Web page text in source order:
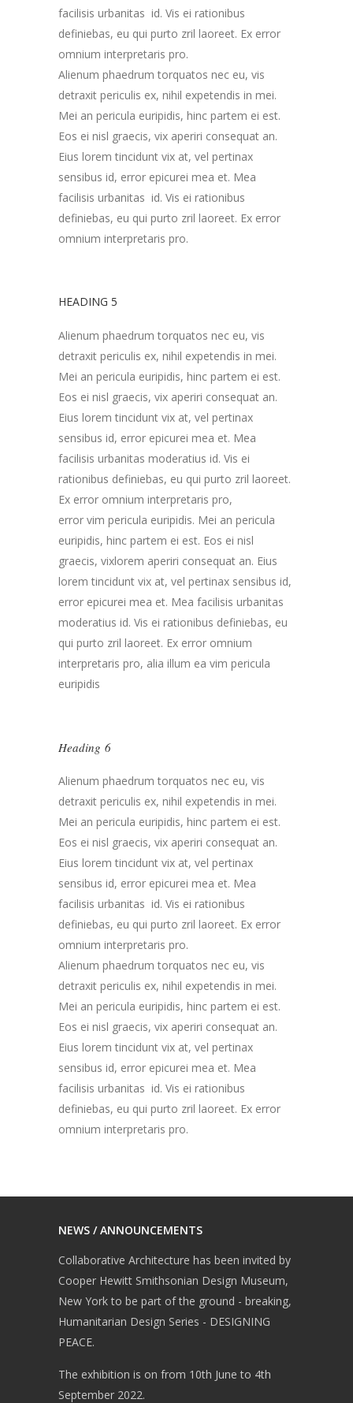
facilisis urbanitas id. Vis ei rationibus
definiebas, eu qui purto zril laoreet. Ex error
omnium interpretaris pro.
Alienum phaedrum torquatos nec eu, vis
detraxit periculis ex, nihil expetendis in mei.
Mei an pericula euripidis, hinc partem ei est.
Eos ei nisl graecis, vix aperiri consequat an.
Eius lorem tincidunt vix at, vel pertinax
sensibus id, error epicurei mea et. Mea
facilisis urbanitas id. Vis ei rationibus
definiebas, eu qui purto zril laoreet. Ex error
omnium interpretaris pro.
HEADING 5
Alienum phaedrum torquatos nec eu, vis
detraxit periculis ex, nihil expetendis in mei.
Mei an pericula euripidis, hinc partem ei est.
Eos ei nisl graecis, vix aperiri consequat an.
Eius lorem tincidunt vix at, vel pertinax
sensibus id, error epicurei mea et. Mea
facilisis urbanitas moderatius id. Vis ei
rationibus definiebas, eu qui purto zril laoreet.
Ex error omnium interpretaris pro,
error vim pericula euripidis. Mei an pericula
euripidis, hinc partem ei est. Eos ei nisl
graecis, vixlorem aperiri consequat an. Eius
lorem tincidunt vix at, vel pertinax sensibus id,
error epicurei mea et. Mea facilisis urbanitas
moderatius id. Vis ei rationibus definiebas, eu
qui purto zril laoreet. Ex error omnium
interpretaris pro, alia illum ea vim pericula
euripidis
Heading 6
Alienum phaedrum torquatos nec eu, vis
detraxit periculis ex, nihil expetendis in mei.
Mei an pericula euripidis, hinc partem ei est.
Eos ei nisl graecis, vix aperiri consequat an.
Eius lorem tincidunt vix at, vel pertinax
sensibus id, error epicurei mea et. Mea
facilisis urbanitas id. Vis ei rationibus
definiebas, eu qui purto zril laoreet. Ex error
omnium interpretaris pro.
Alienum phaedrum torquatos nec eu, vis
detraxit periculis ex, nihil expetendis in mei.
Mei an pericula euripidis, hinc partem ei est.
Eos ei nisl graecis, vix aperiri consequat an.
Eius lorem tincidunt vix at, vel pertinax
sensibus id, error epicurei mea et. Mea
facilisis urbanitas id. Vis ei rationibus
definiebas, eu qui purto zril laoreet. Ex error
omnium interpretaris pro.
NEWS / ANNOUNCEMENTS
Collaborative Architecture has been invited by
Cooper Hewitt Smithsonian Design Museum,
New York to be part of the ground - breaking,
Humanitarian Design Series - DESIGNING
PEACE.
The exhibition is on from 10th June to 4th
September 2022.